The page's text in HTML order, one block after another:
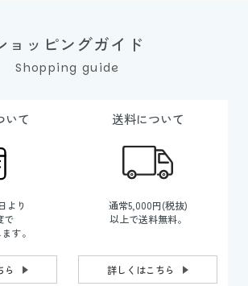
ョッピングガイド
Shopping guide
いて
より
で
す。
ら
送料について
通常5,000円(税抜)
以上で送料無料。
詳しくはこちら